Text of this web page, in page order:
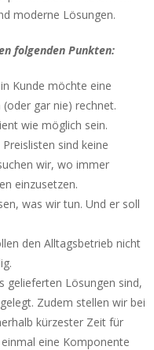
moderne Lösungen.
folgenden Punkten:
Kunde möchte eine
gar nie) rechnet.
wie möglich sein.
sind keine
wir, wo immer
einzusetzen.
was wir tun. Und er soll
den Alltagsbetrieb nicht
gelieferten Lösungen sind,
Zudem stellen wir bei
kürzester Zeit für
eine Komponente